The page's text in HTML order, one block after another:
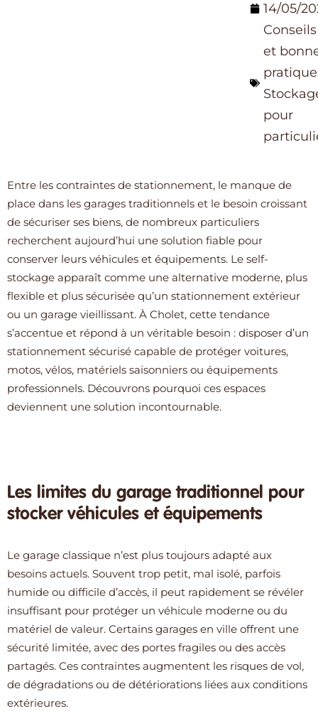
14/05/
Conseils
et
pour
Entre les contraintes de stationnement, le manque de
place dans les garages traditionnels et le besoin croissant
de sécuriser ses biens, de nombreux particuliers
recherchent aujourd’hui une solution fiable pour
conserver leurs véhicules et équipements. Le self-
stockage apparaît comme une alternative moderne, plus
flexible et plus sécurisée qu’un stationnement extérieur
ou un garage vieillissant. À Cholet, cette tendance
s’accentue et répond à un véritable besoin : disposer d’un
stationnement sécurisé capable de protéger voitures,
motos, vélos, matériels saisonniers ou équipements
professionnels. Découvrons pourquoi ces espaces
deviennent une solution incontournable.
Les limites du garage traditionnel pour
stocker véhicules et équipements
Le garage classique n’est plus toujours adapté aux
besoins actuels. Souvent trop petit, mal isolé, parfois
humide ou difficile d’accès, il peut rapidement se révéler
insuffisant pour protéger un véhicule moderne ou du
matériel de valeur. Certains garages en ville offrent une
sécurité limitée, avec des portes fragiles ou des accès
partagés. Ces contraintes augmentent les risques de vol,
de dégradations ou de détériorations liées aux conditions
extérieures.